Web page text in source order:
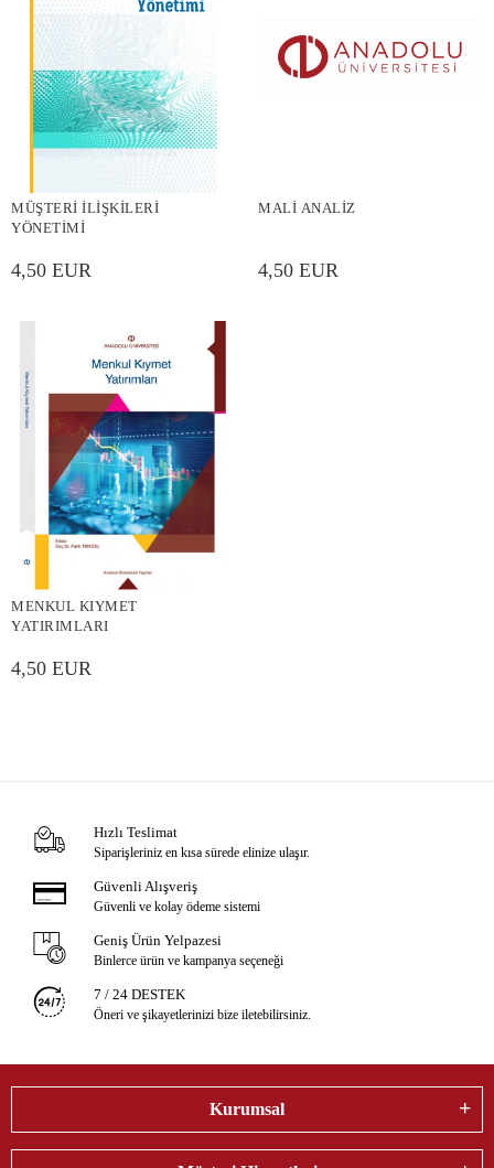
MÜŞTERİ İLİŞKİLERİ
YÖNETİMİ
4,50 EUR
MALİ ANALİZ
4,50 EUR
MENKUL KIYMET
YATIRIMLARI
4,50 EUR
Hızlı Teslimat
Siparişleriniz en kısa sürede elinize ulaşır.
Güvenli Alışveriş
Güvenli ve kolay ödeme sistemi
Geniş Ürün Yelpazesi
Binlerce ürün ve kampanya seçeneği
7 / 24 DESTEK
Öneri ve şikayetlerinizi bize iletebilirsiniz.
Kurumsal